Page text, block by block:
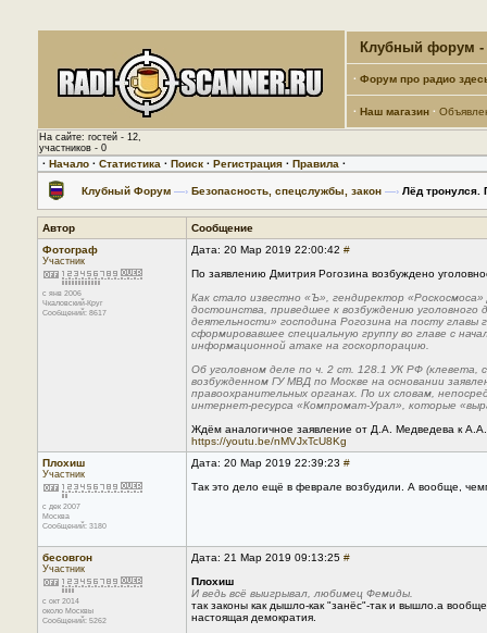
Клубный форум -
· Форум про радио
· Наш магазин ·
На сайте: гостей - 12,
участников - 0
· Начало · Статистика · Поиск · Регистрация · Правила ·
Клубный Форум —› Безопасность, спецслужбы, закон —› Лёд тронулся.
Автор
Сообщение
Фотограф
Участник
с янв 2006
Чкаловский-Круг
Сообщений: 8617
Дата: 20 Мар 2019 22:00:42 #
По заявлению Дмитрия Рогозина возбуждено
Как стало известно «Ъ», гендиректор
достоинства, приведшее к возбуждению
деятельности» господина Рогозина на посту
сформировавшее специальную группу во главе с
информационной атаке на госкорпорацию.
Об уголовном деле по ч. 2 ст. 128.1 УК РФ (клевета,
возбужденном ГУ МВД по Москве на основании
правоохранительных органах. По их словам,
интернет-ресурса «Компромат-Урал», которые
Ждём аналогичное заявление от Д.А. Медведева к
https://youtu.be/nMVJxTcU8Kg
Плохиш
Участник
с дек 2007
Москва
Сообщений: 3180
Дата: 20 Мар 2019 22:39:23 #
Так это дело ещё в феврале возбудили. А вообще,
бесовгон
Участник
с окт 2014
около Москвы
Сообщений: 5262
Дата: 21 Мар 2019 09:13:25 #
Плохиш
И ведь всё выигрывал, любимец Фемиды.
так законы как дышло-как "занёс"-так и вышло.а
настоящая демократия.